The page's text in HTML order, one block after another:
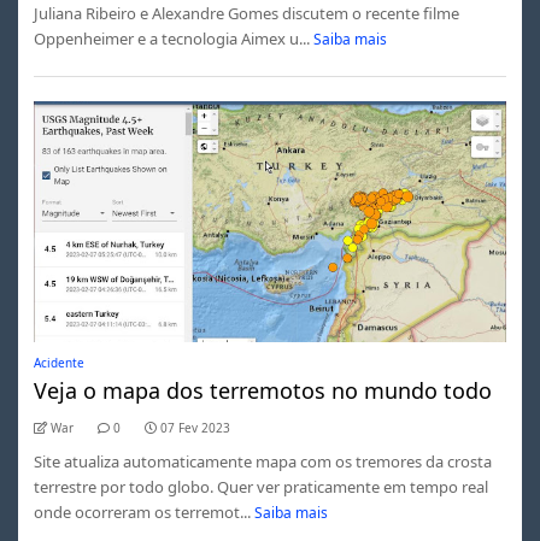
Juliana Ribeiro e Alexandre Gomes discutem o recente filme
Oppenheimer e a tecnologia Aimex u... Saiba mais
Acidente
Veja o mapa dos terremotos no mundo todo
War 0 07 Fev 2023
Site atualiza automaticamente mapa com os tremores da crosta
terrestre por todo globo. Quer ver praticamente em tempo real
onde ocorreram os terremot... Saiba mais